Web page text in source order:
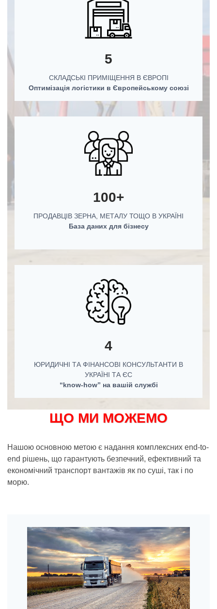
5
СКЛАДСЬКІ ПРИМІЩЕННЯ В ЄВРОПІ
Оптимізація логістики в Європейському союзі
100+
ПРОДАВЦІВ ЗЕРНА, МЕТАЛУ ТОЩО В УКРАЇНІ
База даних для бізнесу
4
ЮРИДИЧНІ ТА ФІНАНСОВІ КОНСУЛЬТАНТИ В
УКРАЇНІ ТА ЄС
“know-how” на вашій службі
ЩО МИ МОЖЕМО
Нашою основною метою є надання комплексних end-to-
end рішень, що гарантують безпечний, ефективний та
економічний транспорт вантажів як по суші, так і по
морю.